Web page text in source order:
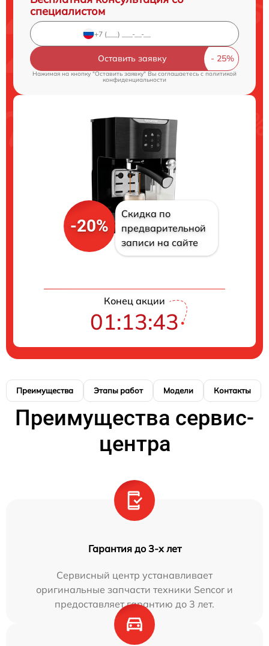
специалистом
Оставить заявку
Нажимая на кнопку "Оставить заявку" Вы соглашаетесь cполитикой
конфиденциальности
-20%
Скидка по
предварительной
записи на сайте
Конец акции
01:13:42
Преимущества Этапы работ Модели Контакты
Преимущества сервис-
центра
Гарантия до 3-х лет
Сервисный центр устанавливает
оригинальные запчасти техники Sencor и
предоставляет гарантию до 3 лет.